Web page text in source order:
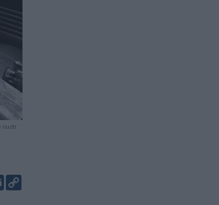
nuotr.
Email